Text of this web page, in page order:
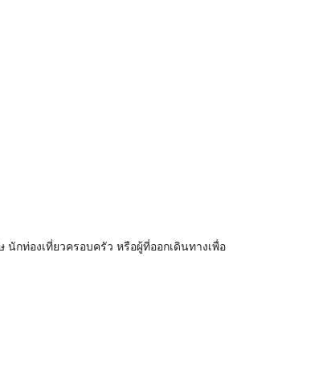
กท่องเที่ยวครอบครัว หรือผู้ที่ออกเดินทางเพื่อ